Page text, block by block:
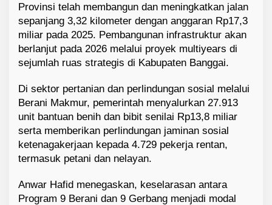
Provinsi telah membangun dan meningkatkan jalan
sepanjang 3,32 kilometer dengan anggaran Rp17,3
miliar pada 2025. Pembangunan infrastruktur akan
berlanjut pada 2026 melalui proyek multiyears di
sejumlah ruas strategis di Kabupaten Banggai.
Di sektor pertanian dan perlindungan sosial melalui
Berani Makmur, pemerintah menyalurkan 27.913
unit bantuan benih dan bibit senilai Rp13,8 miliar
serta memberikan perlindungan jaminan sosial
ketenagakerjaan kepada 4.729 pekerja rentan,
termasuk petani dan nelayan.
Anwar Hafid menegaskan, keselarasan antara
Program 9 Berani dan 9 Gerbang menjadi modal